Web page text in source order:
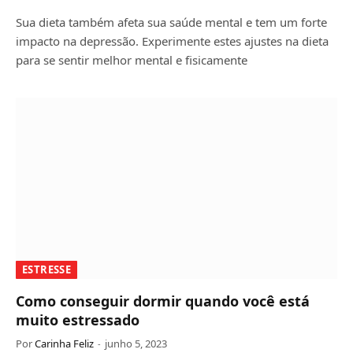
Sua dieta também afeta sua saúde mental e tem um forte
impacto na depressão. Experimente estes ajustes na dieta
para se sentir melhor mental e fisicamente
ESTRESSE
Como conseguir dormir quando você está
muito estressado
PorCarinha Feliz junho 5, 2023